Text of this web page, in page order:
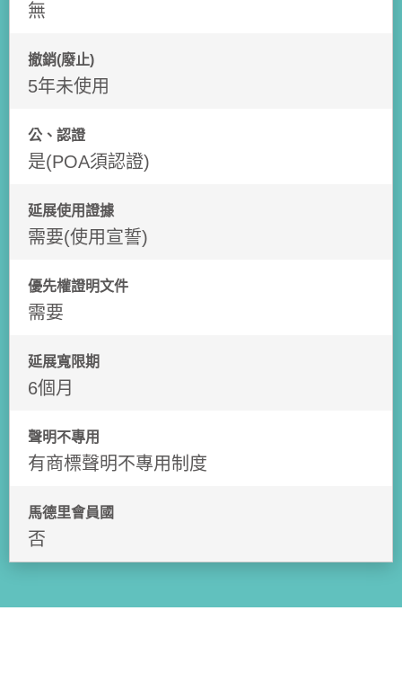
無
撤銷(廢止)
5年未使用
公、認證
是(POA須認證)
延展使用證據
需要(使用宣誓)
優先權證明文件
需要
延展寬限期
6個月
聲明不專用
有商標聲明不專用制度
馬德里會員國
否